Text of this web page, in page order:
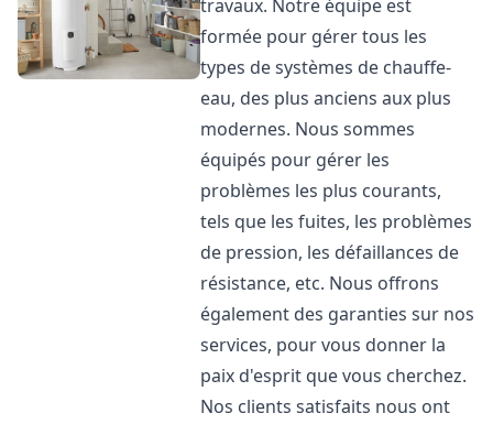
travaux. Notre équipe est
formée pour gérer tous les
types de systèmes de chauffe-
eau, des plus anciens aux plus
modernes. Nous sommes
équipés pour gérer les
problèmes les plus courants,
tels que les fuites, les problèmes
de pression, les défaillances de
résistance, etc. Nous offrons
également des garanties sur nos
services, pour vous donner la
paix d'esprit que vous cherchez.
Nos clients satisfaits nous ont